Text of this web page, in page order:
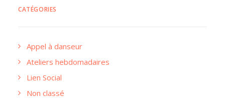
CATÉGORIES
Appel à danseur
Ateliers hebdomadaires
Lien Social
Non classé